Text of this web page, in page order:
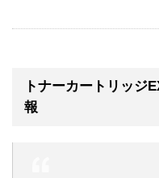
トナーカートリッジ
報